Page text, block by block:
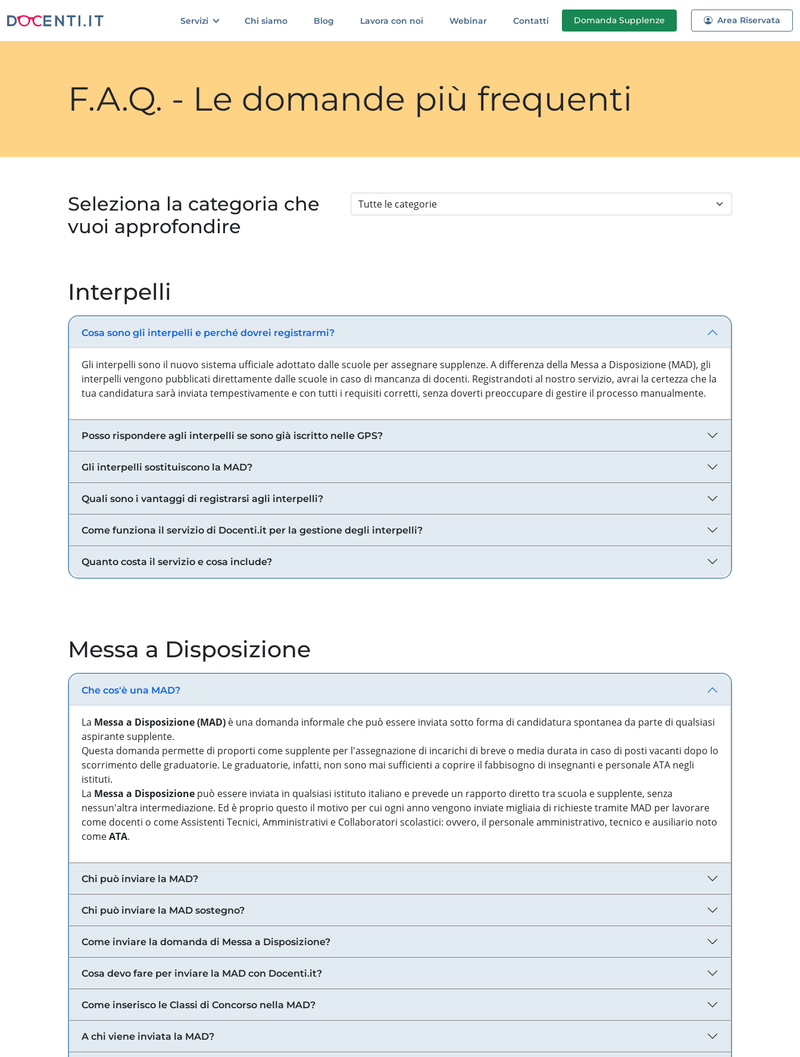
Servizi Chi siamo Blog Lavora con noi Webinar Contatti Domanda Supplenze Area Riservata
F.A.Q. - Le domande più frequenti
Seleziona la categoria che
vuoi approfondire
Interpelli
Cosa sono gli interpelli e perché dovrei registrarmi?
Gli interpelli sono il nuovo sistema ufficiale adottato dalle scuole per assegnare supplenze. A differenza della Messa a Disposizione (MAD), gli
interpelli vengono pubblicati direttamente dalle scuole in caso di mancanza di docenti. Registrandoti al nostro servizio, avrai la certezza che la
tua candidatura sarà inviata tempestivamente e con tutti i requisiti corretti, senza doverti preoccupare di gestire il processo manualmente.
Posso rispondere agli interpelli se sono già iscritto nelle GPS?
Gli interpelli sostituiscono la MAD?
Quali sono i vantaggi di registrarsi agli interpelli?
Come funziona il servizio di Docenti.it per la gestione degli interpelli?
Quanto costa il servizio e cosa include?
Messa a Disposizione
Che cos'è una MAD?
La Messa a Disposizione (MAD) è una domanda informale che può essere inviata sotto forma di candidatura spontanea da parte di qualsiasi
aspirante supplente.
Questa domanda permette di proporti come supplente per l'assegnazione di incarichi di breve o media durata in caso di posti vacanti dopo lo
scorrimento delle graduatorie. Le graduatorie, infatti, non sono mai sufficienti a coprire il fabbisogno di insegnanti e personale ATA negli
istituti.
La Messa a Disposizione può essere inviata in qualsiasi istituto italiano e prevede un rapporto diretto tra scuola e supplente, senza
nessun'altra intermediazione. Ed è proprio questo il motivo per cui ogni anno vengono inviate migliaia di richieste tramite MAD per lavorare
come docenti o come Assistenti Tecnici, Amministrativi e Collaboratori scolastici: ovvero, il personale amministrativo, tecnico e ausiliario noto
comeATA.
Chi può inviare la MAD?
Chi può inviare la MAD sostegno?
Come inviare la domanda di Messa a Disposizione?
Cosa devo fare per inviare la MAD con Docenti.it?
Come inserisco le Classi di Concorso nella MAD?
A chi viene inviata la MAD?